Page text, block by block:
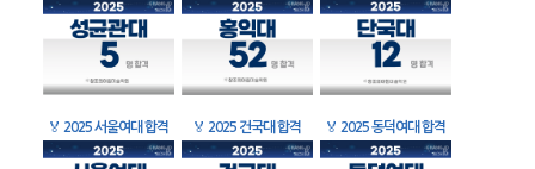
🏅 2025 서울여대 합격 🏅 2025 건국대 합격 🏅 2025 동덕여대 합격